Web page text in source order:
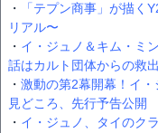
・
「テプン商事」が描く
リアル〜
・ イ・ジュノ＆キム・ミ
話はカルト団体からの救
・ 激動の第2幕開幕！イ
見どころ、先行予告公開
・ イ・ジュノ、タイのク